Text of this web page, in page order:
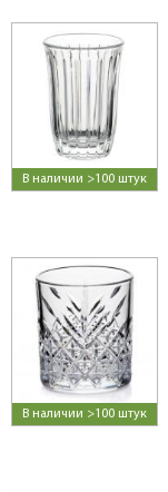
В наличии >100 штук
В наличии >100 штук